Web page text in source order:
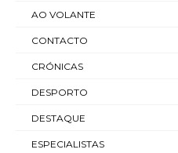
AO VOLANTE
CONTACTO
CRÓNICAS
DESPORTO
DESTAQUE
ESPECIALISTAS